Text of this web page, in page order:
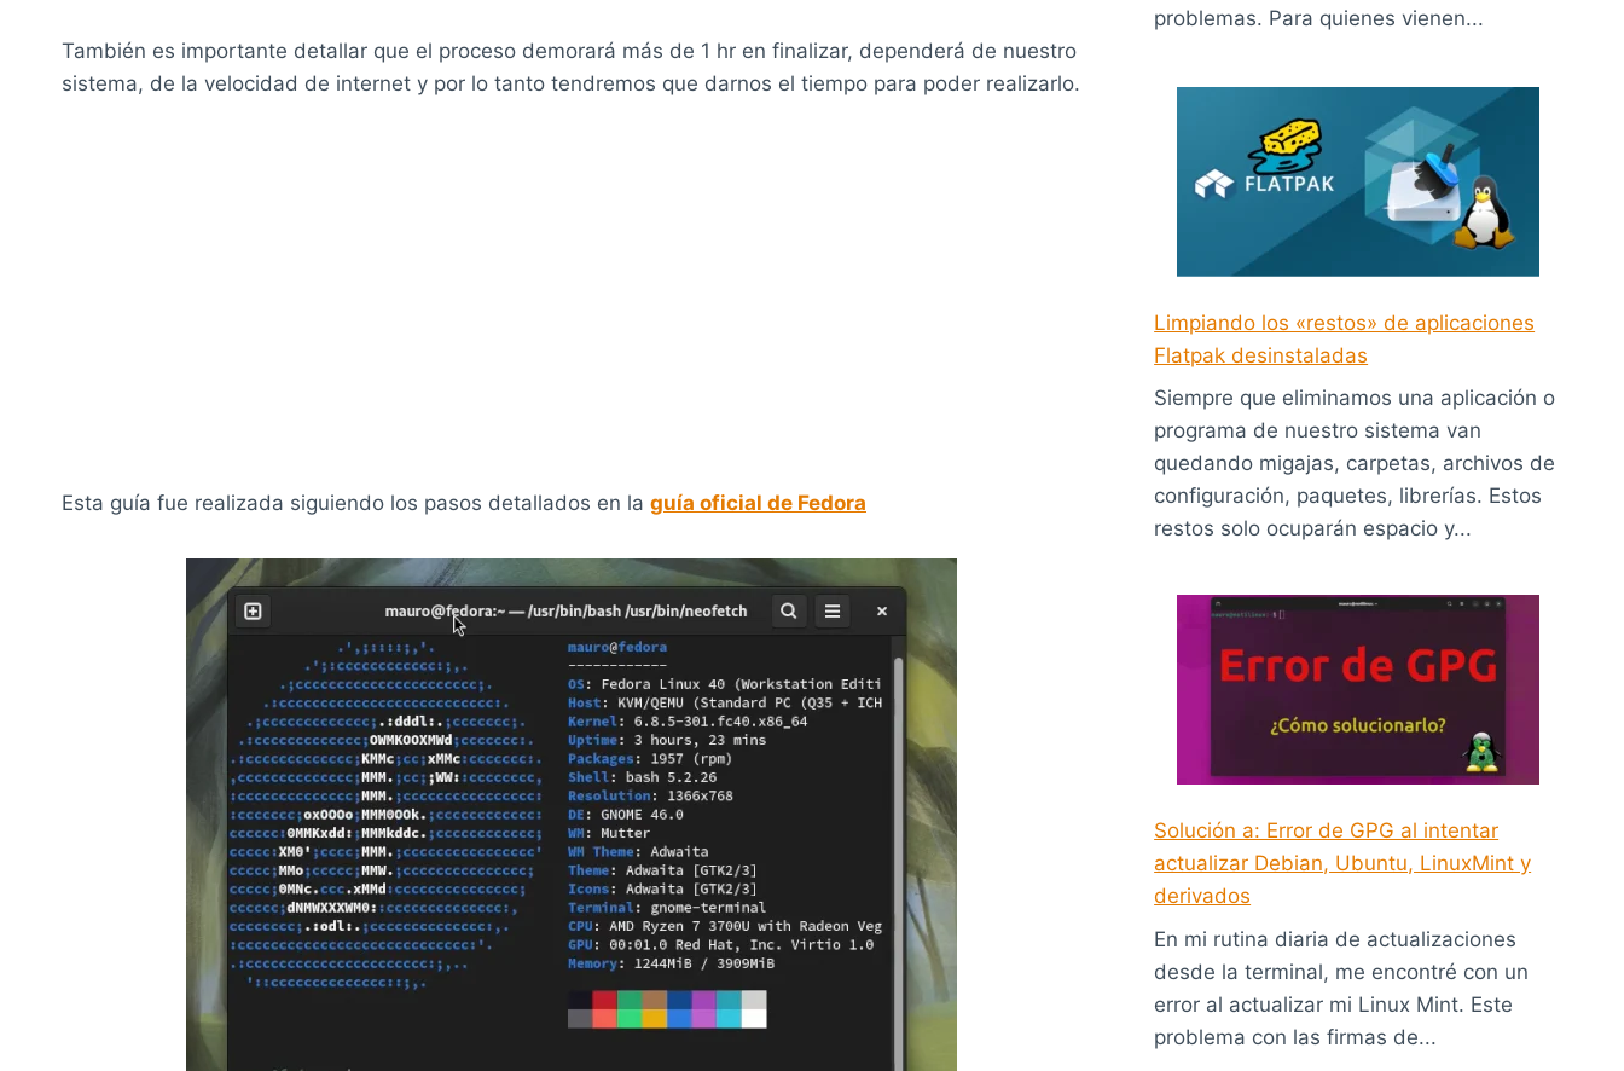
También es importante detallar que el proceso demorará más de 1 hr en finalizar, dependerá de nuestro
sistema, de la velocidad de internet y por lo tanto tendremos que darnos el tiempo para poder realizarlo.
Esta guía fue realizada siguiendo los pasos detallados en la guía oficial de Fedora
problemas. Para quienes vienen...
Limpiando los «restos» de aplicaciones
Flatpak desinstaladas
Siempre que eliminamos una aplicación o
programa de nuestro sistema van
quedando migajas, carpetas, archivos de
configuración, paquetes, librerías. Estos
restos solo ocuparán espacio y...
Solución a: Error de GPG al intentar
actualizar Debian, Ubuntu, LinuxMint y
derivados
En mi rutina diaria de actualizaciones
desde la terminal, me encontré con un
error al actualizar mi Linux Mint. Este
problema con las firmas de...